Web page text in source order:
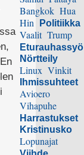
Bangkok Hua
Hin
Politiikka
Vaalit Trump
Nörtteily
Linux Vinkit
Ihmissuhteet
Avioero
Vihapuhe
Harrastukset
Kristinusko
Lopunajat